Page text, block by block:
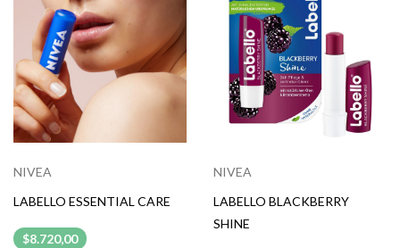
NIVEA
LABELLO ESSENTIAL CARE
$8.720,00
NIVEA
LABELLO BLACKBERRY
SHINE